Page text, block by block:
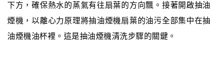
下方，確保熱水的蒸氣有往扇葉的方向飄。接著開啟抽油
煙機，以離心力原理將抽油煙機扇葉的油污全部集中在抽
油煙機油杯裡。這是抽油煙機清洗步驟的關鍵。